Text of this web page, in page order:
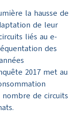
la hausse de
de leur
liés au e-
des
2017 met au
de circuits